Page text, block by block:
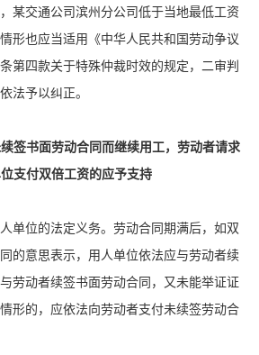
某交通公司滨州分公司低于当地最低工资
形也应当适用《中华人民共和国劳动争议
第四款关于特殊仲裁时效的规定，二审判
法予以纠正。
签书面劳动合同而继续用工，劳动者请求
支付双倍工资的应予支持
单位的法定义务。劳动合同期满后，如双
的意思表示，用人单位依法应与劳动者续
劳动者续签书面劳动合同，又未能举证证
形的，应依法向劳动者支付未续签劳动合